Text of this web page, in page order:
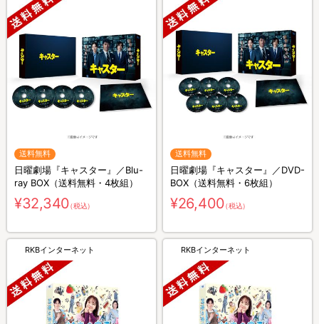
送料無料
日曜劇場『キャスター』／Blu-
ray BOX（送料無料・4枚組）
¥32,340（税込）
送料無料
日曜劇場『キャスター』／DVD-
BOX（送料無料・6枚組）
¥26,400（税込）
RKBインターネット RKBインターネット